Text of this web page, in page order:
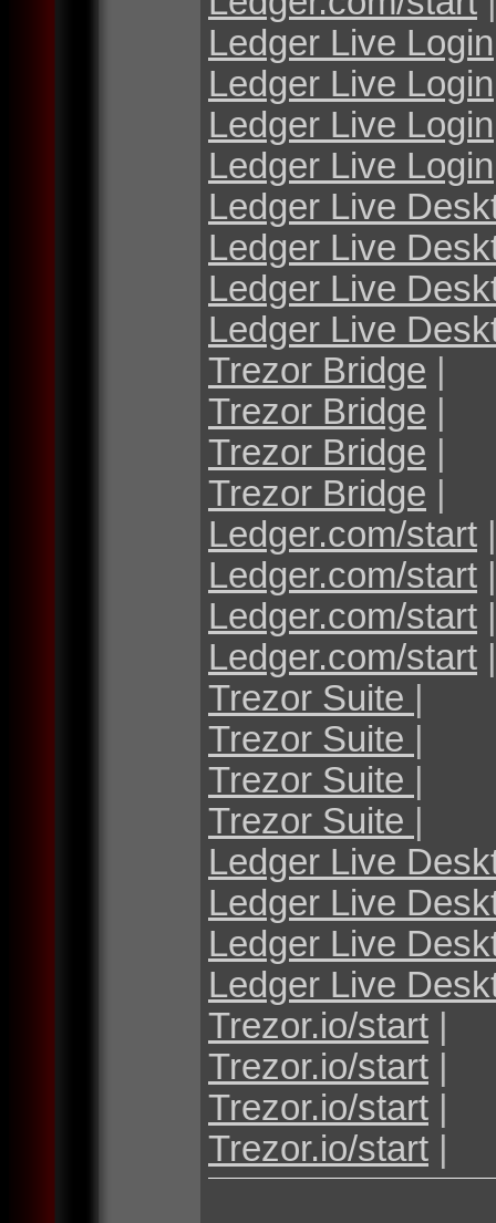
Ledger Live Login
Ledger Live Login
Ledger Live Login
Ledger Live Login
Ledger Live
Ledger Live
Ledger Live
Ledger Live
Trezor Bridge |
Trezor Bridge |
Trezor Bridge |
Trezor Bridge |
Ledger.com/start |
Ledger.com/start |
Ledger.com/start |
Ledger.com/start |
Trezor Suite |
Trezor Suite |
Trezor Suite |
Trezor Suite |
Ledger Live
Ledger Live
Ledger Live
Ledger Live
Trezor.io/start |
Trezor.io/start |
Trezor.io/start |
Trezor.io/start |